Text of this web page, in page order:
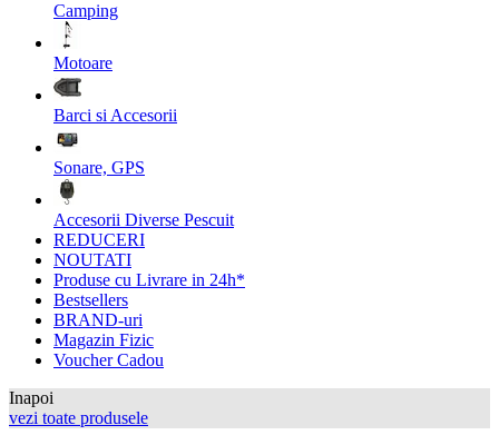
Camping
Motoare
Barci si Accesorii
Sonare, GPS
Accesorii Diverse Pescuit
REDUCERI
NOUTATI
Produse cu Livrare in 24h*
Bestsellers
BRAND-uri
Magazin Fizic
Voucher Cadou
Inapoi
vezi toate produsele